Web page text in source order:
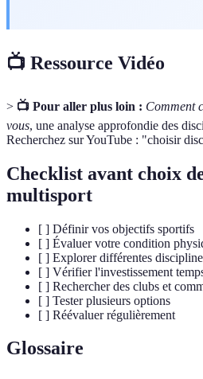
📺 Ressource Vidéo
> 📺 Pour aller plus loin : Comment
vous, une analyse approfondie des
Recherchez sur YouTube : "choisir
Checklist avant choix
multisport
[ ] Définir vos objectifs sportifs
[ ] Évaluer votre condition
[ ] Explorer différentes
[ ] Vérifier l'investissement
[ ] Rechercher des clubs et
[ ] Tester plusieurs options
[ ] Réévaluer régulièrement
Glossaire